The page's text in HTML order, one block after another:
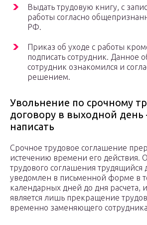
Выдать трудовую книгу, с
работы согласно
РФ.
Приказ об уходе с работы
подписать сотрудник. Данное
сотрудник ознакомился и
решением.
Увольнение по срочному
договору в выходной
написать
Срочное трудовое соглашение
истечению времени его действия.
трудового соглашения трудящийся
уведомлен в письменной форме в
календарных дней до дня расчета,
является лишь прекращение
временно заменяющего